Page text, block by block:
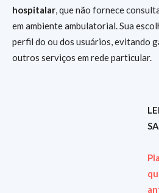
hospitalar , que não fornece
em ambiente ambulatorial. Sua
perfil do ou dos usuários, evitando
outros serviços em rede particular.